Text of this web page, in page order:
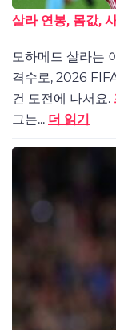
살라 연봉, 몸값,
모하메드 살라는
격수로, 2026
건 도전에 나서요.
그는... 더 읽기